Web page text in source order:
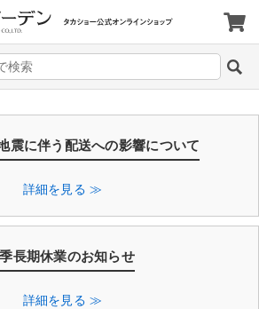
震に伴う配送への影響について
詳細を見る ≫
長期休業のお知らせ
詳細を見る ≫